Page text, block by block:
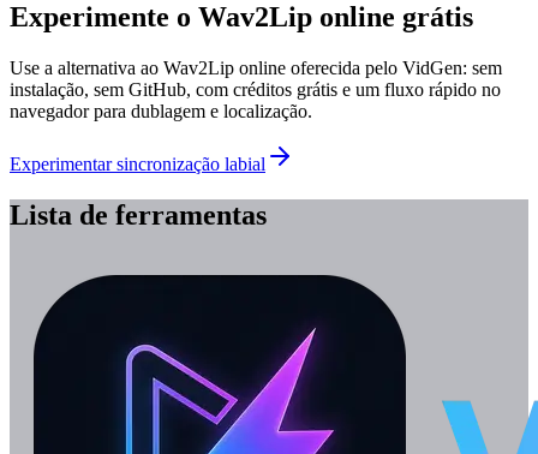
Experimente o Wav2Lip online grátis
Use a alternativa ao Wav2Lip online oferecida pelo VidGen: sem
instalação, sem GitHub, com créditos grátis e um fluxo rápido no
navegador para dublagem e localização.
Experimentar sincronização labial
Lista de ferramentas